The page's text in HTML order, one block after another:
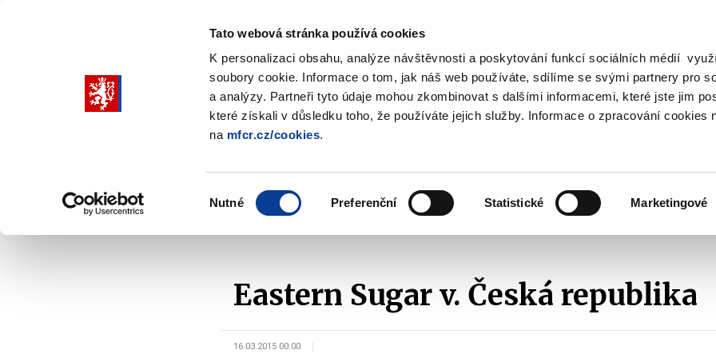
Tato webová stránka používá cookies
K personalizaci obsahu, analýze návštěvnosti a poskytování funkcí sociálních médií
soubory cookie. Informace o tom, jak náš web používáte, sdílíme se svými partnery pro
a analýzy. Partneři tyto údaje mohou zkombinovat s dalšími informacemi, které jste jim
které získali v důsledku toho, že používáte jejich služby. Informace o zpracování cookies
na mfcr.cz/cookies.
Nutné Preferenční Statistické Marketingové
Vyhledat
submenu
submenu
politika
submenu
submenu
účetnictví
Ochrana finančních zájmů Arbitráže Přehled rozhodčích nálezů z řízení vedených proti ČR
Eastern Sugar v. Česká republika
16.03.2015 00:00